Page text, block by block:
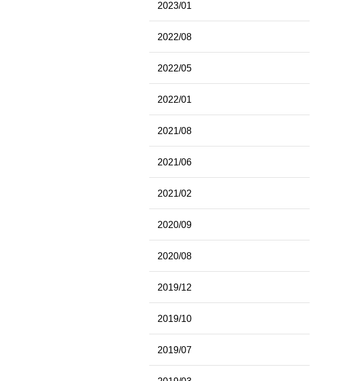
2023/01
2022/08
2022/05
2022/01
2021/08
2021/06
2021/02
2020/09
2020/08
2019/12
2019/10
2019/07